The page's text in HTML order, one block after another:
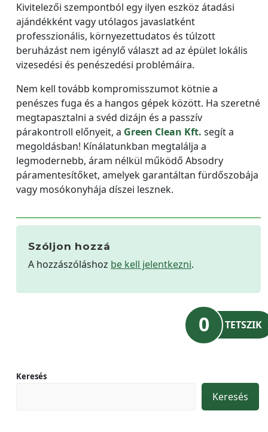
Kivitelezői szempontból egy ilyen eszköz átadási
ajándékként vagy utólagos javaslatként
professzionális, környezettudatos és túlzott
beruházást nem igénylő választ ad az épület lokális
vizesedési és penészedési problémáira.
Nem kell tovább kompromisszumot kötnie a
penészes fuga és a hangos gépek között. Ha szeretné
megtapasztalni a svéd dizájn és a passzív
párakontroll előnyeit, a Green Clean Kft. segít a
megoldásban! Kínálatunkban megtalálja a
legmodernebb, áram nélkül működő Absodry
páramentesítőket, amelyek garantáltan fürdőszobája
vagy mosókonyhája díszei lesznek.
Szóljon hozzá
A hozzászóláshoz be kell jelentkezni.
0 TETSZIK
Keresés
Keresés